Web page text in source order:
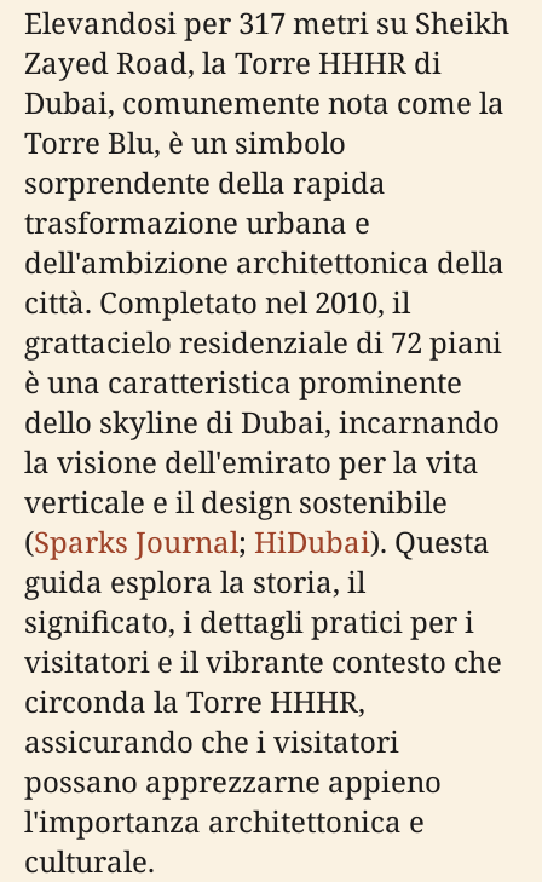
Elevandosi per 317 metri su Sheikh
Zayed Road, la Torre HHHR di
Dubai, comunemente nota come la
Torre Blu, è un simbolo
sorprendente della rapida
trasformazione urbana e
dell'ambizione architettonica della
città. Completato nel 2010, il
grattacielo residenziale di 72 piani
è una caratteristica prominente
dello skyline di Dubai, incarnando
la visione dell'emirato per la vita
verticale e il design sostenibile
(Sparks Journal; HiDubai). Questa
guida esplora la storia, il
significato, i dettagli pratici per i
visitatori e il vibrante contesto che
circonda la Torre HHHR,
assicurando che i visitatori
possano apprezzarne appieno
l'importanza architettonica e
culturale.